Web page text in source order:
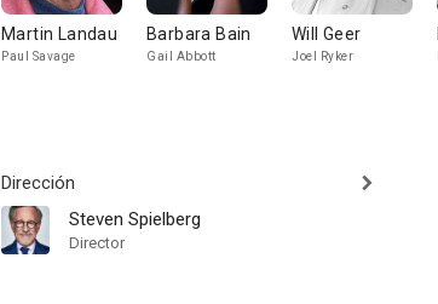
Martin Landau
Paul Savage
Barbara Bain
Gail Abbott
Will Geer
Joel Ryker
Dirección
Steven Spielberg
Director